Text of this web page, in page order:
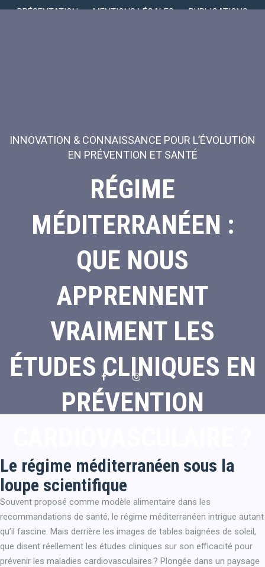
PRÉSENTATION MENTIONS LÉGALES PUBLICATIONS
INNOVATION & CONNAISSANCE POUR L’ÉVOLUTION
EN PRÉVENTION ET SANTÉ
RÉGIME
MÉDITERRANÉEN :
QUE NOUS
APPRENNENT
VRAIMENT LES
ÉTUDES CLINIQUES EN
PRÉVENTION
Le régime méditerranéen sous la
loupe scientifique
Souvent proposé comme modèle alimentaire dans les
recommandations de santé, le régime méditerranéen intrigue autant
qu’il fascine. Mais derrière les images de tables baignées de soleil,
que disent réellement les études cliniques sur son efficacité pour
prévenir les maladies cardiovasculaires ? Plongée dans un paysage